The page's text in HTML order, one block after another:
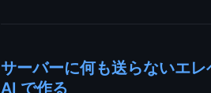
サーバーに何も送らないエ
AI で作る